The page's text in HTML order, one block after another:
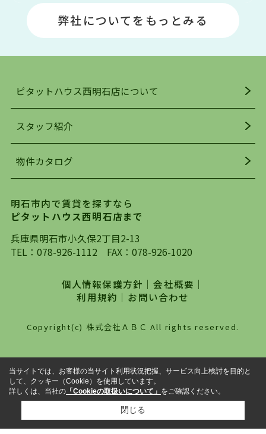
場や釣りスポットが多くあります。JR「大久保
駅」周辺には、ビブレ・イオンをはじめとした買
い物施設も多くあり、買い物にも困りません。
明石駅・西明石駅を中心に、明石市・神戸市西区
でお部屋探している方は、ぜひ当ＨＰにて物件を
お探しになってください。弊社は、スタッフの平
を行っており地域最大級の情報取扱量を誇ってお
ります。店頭で限られた物件をご紹介する、従来
自身でインターネットを利用し、理想のお部屋を
探していただき、選択していただいた物件情報に
対して、専門知識を持ったスタッフがサポートさ
せていただくスタイルを心がけております。私た
は、一度だけでは終わらない、お客様との末長い
お付き合いです。初めての一人暮らしから、就
職・ご結婚・売買物件の購入、などなど一生涯に
わたる、良きアドバイザーとして、地域に密着し
た営業スタイルで様々なお役立ちができればと強
わせください。
弊社についてをもっとみる
ピタットハウス西明石店について
スタッフ紹介
物件カタログ
明石市内で賃貸を探すなら
ピタットハウス西明石店まで
兵庫県明石市小久保2丁目2-13
TEL： 078-926-1112 FAX：078-926-1020
個人情報保護方針 ｜会社概要 ｜
利用規約 ｜ お問い合わせ
Copyright(c) 株式会社ＡＢＣ All rights reserved.
当サイトでは、お客様の当サイト利用状況把握、サービス向上検討を目的と
して、クッキー（Cookie）を使用しています。
詳しくは、当社の 「Cookieの取扱いについて」 をご確認ください。
閉じる